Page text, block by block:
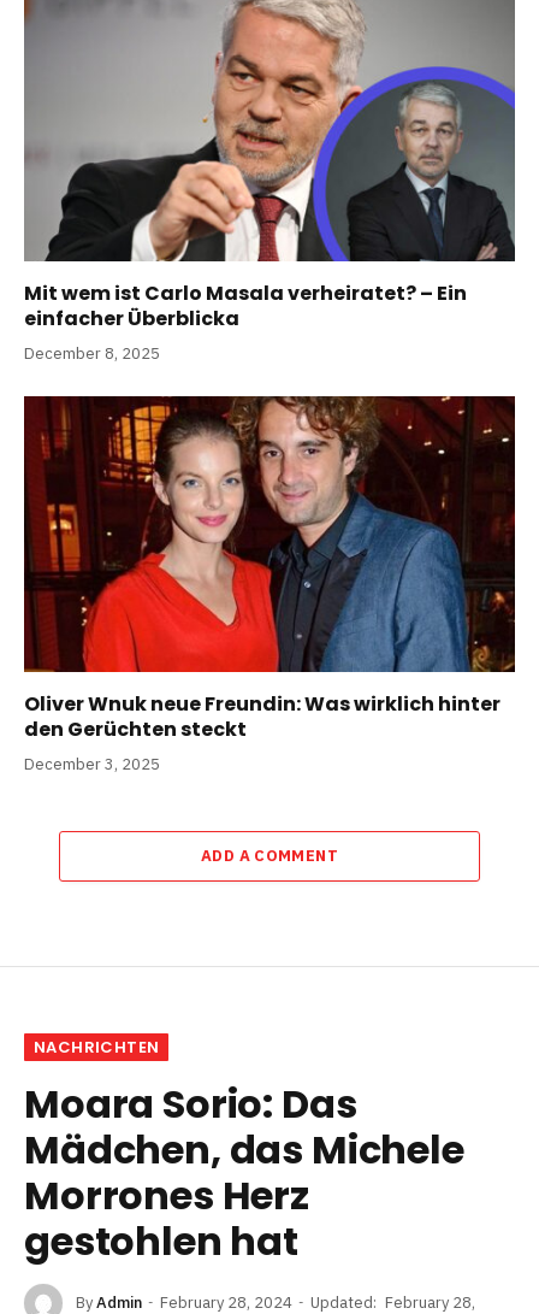
Mit wem ist Carlo Masala verheiratet? – Ein
einfacher Überblicka
December 8, 2025
Oliver Wnuk neue Freundin: Was wirklich hinter
den Gerüchten steckt
December 3, 2025
ADD A COMMENT
NACHRICHTEN
Moara Sorio: Das
Mädchen, das Michele
Morrones Herz
gestohlen hat
ByAdmin February 28, 2024 Updated: February 28,